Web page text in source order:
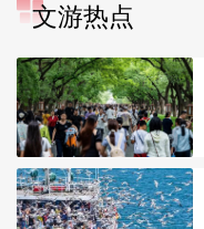
文游热点